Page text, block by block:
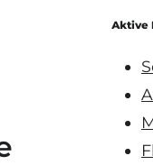
Aktive